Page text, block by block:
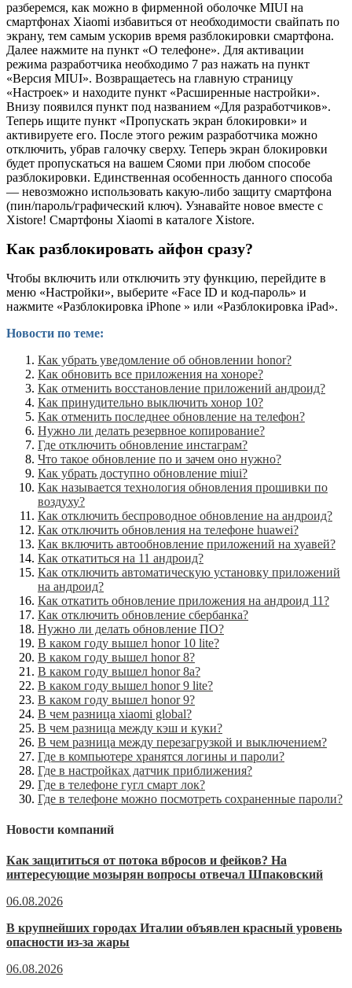
разберемся, как можно в фирменной оболочке MIUI на
смартфонах Xiaomi избавиться от необходимости свайпать по
экрану, тем самым ускорив время разблокировки смартфона.
Далее нажмите на пункт «О телефоне». Для активации
режима разработчика необходимо 7 раз нажать на пункт
«Версия MIUI». Возвращаетесь на главную страницу
«Настроек» и находите пункт «Расширенные настройки».
Внизу появился пункт под названием «Для разработчиков».
Теперь ищите пункт «Пропускать экран блокировки» и
активируете его. После этого режим разработчика можно
отключить, убрав галочку сверху. Теперь экран блокировки
будет пропускаться на вашем Сяоми при любом способе
разблокировки. Единственная особенность данного способа
— невозможно использовать какую-либо защиту смартфона
(пин/пароль/графический ключ). Узнавайте новое вместе с
Xistore! Смартфоны Xiaomi в каталоге Xistore.
Как разблокировать айфон сразу?
Чтобы включить или отключить эту функцию, перейдите в
меню «Настройки», выберите «Face ID и код-пароль» и
нажмите «Разблокировка iPhone » или «Разблокировка iPad».
Новости по теме:
Как убрать уведомление об обновлении honor?
Как обновить все приложения на хоноре?
Как отменить восстановление приложений андроид?
Как принудительно выключить хонор 10?
Как отменить последнее обновление на телефон?
Нужно ли делать резервное копирование?
Где отключить обновление инстаграм?
Что такое обновление по и зачем оно нужно?
Как убрать доступно обновление miui?
Как называется технология обновления прошивки по
воздуху?
Как отключить беспроводное обновление на андроид?
Как отключить обновления на телефоне huawei?
Как включить автообновление приложений на хуавей?
Как откатиться на 11 андроид?
Как отключить автоматическую установку приложений
на андроид?
Как откатить обновление приложения на андроид 11?
Как отключить обновление сбербанка?
Нужно ли делать обновление ПО?
В каком году вышел honor 10 lite?
В каком году вышел honor 8?
В каком году вышел honor 8a?
В каком году вышел honor 9 lite?
В каком году вышел honor 9?
В чем разница xiaomi global?
В чем разница между кэш и куки?
В чем разница между перезагрузкой и выключением?
Где в компьютере хранятся логины и пароли?
Где в настройках датчик приближения?
Где в телефоне гугл смарт лок?
Где в телефоне можно посмотреть сохраненные пароли?
Новости компаний
Как защититься от потока вбросов и фейков? На
интересующие мозырян вопросы отвечал Шпаковский
06.08.2026
В крупнейших городах Италии объявлен красный уровень
опасности из-за жары
06.08.2026